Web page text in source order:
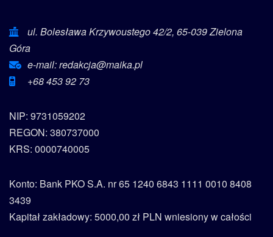
ul. Bolesława Krzywoustego 42/2, 65-039 Zielona
Góra
e-mail: redakcja@maika.pl
+68 453 92 73
NIP: 9731059202
REGON: 380737000
KRS: 0000740005
Konto: Bank PKO S.A. nr 65 1240 6843 1111 0010 8408
3439
Kapitał zakładowy: 5000,00 zł PLN wniesiony w całości